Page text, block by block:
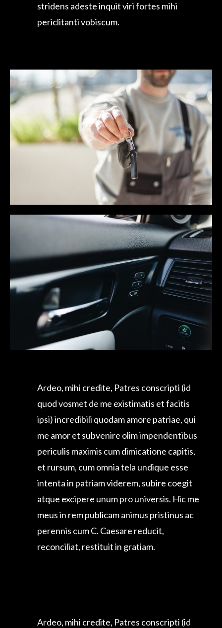
Ardeo, mihi credite, Patres conscripti (id
me amor et subvenire olim impendentibus
periculis maximis cum dimicatione capitis,
et rursum, cum omnia tela undique esse
intenta in patriam viderem, subire coegit
atque excipere unum pro universis. Hic me
meus in rem publicam animus pristinus ac
perennis cum C. Caesare reducit,
reconciliat, restituit in gratiam.
me amor et subvenire olim impendentibus